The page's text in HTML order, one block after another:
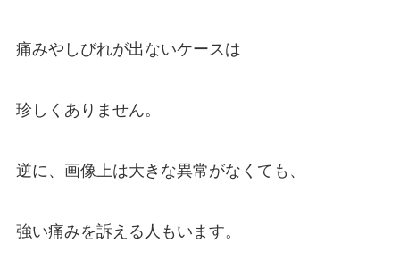
痛みやしびれが出ないケースは
珍しくありません。
逆に、画像上は大きな異常がなくても、
強い痛みを訴える人もいます。